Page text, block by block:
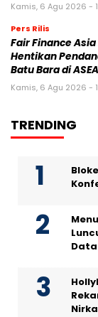
Kamis, 6 Agu 2026 -
Pers Rilis
Fair Finance
Hentikan
Batu Bara di
Kamis, 6 Agu 2026 -
TRENDING